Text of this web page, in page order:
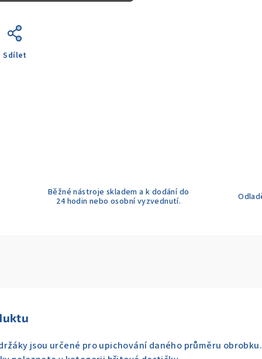
Sdílet
Běžné nástroje skladem a k dodání do
24 hodin nebo osobní vyzvednutí.
jsou určené pro upichování daného průměru